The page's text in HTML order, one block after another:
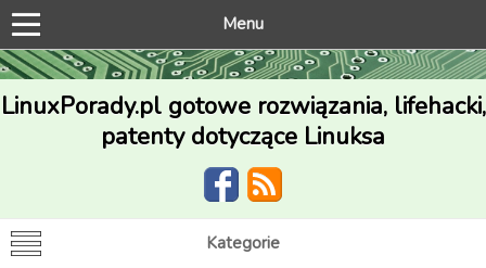
Menu
LinuxPorady.pl gotowe rozwiązania, lifehacki,
patenty dotyczące Linuksa
Kategorie